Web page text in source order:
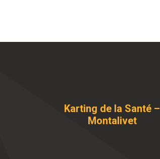
Karting de la Santé –
Montalivet